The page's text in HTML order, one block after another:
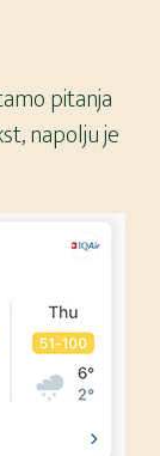
pitanja
napolju je